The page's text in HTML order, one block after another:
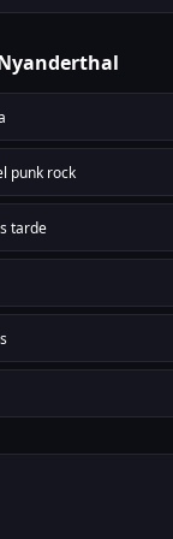
punk rock
tarde